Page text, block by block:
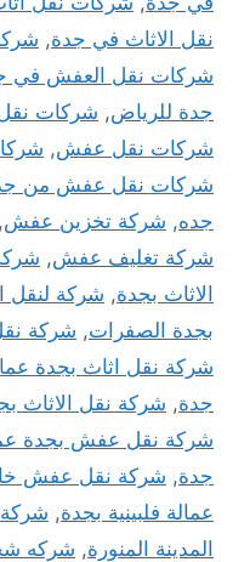
نقل الاثاث في جدة,
شركات نقل العفش في
جدة للرياض, شركات
شركات نقل عفش,
شركات نقل عفش من
جده, شركة تخزين عفش,
شركة تغليف عفش,
الاثاث بجدة, شركة لنقل
بجدة الصفرات, شركة
شركة نقل اثاث بجدة
جدة, شركة نقل الاثاث
شركة نقل عفش بجدة
جدة, شركة نقل عفش
عمالة فلبينية بجدة,
المدينة المنورة, شركه